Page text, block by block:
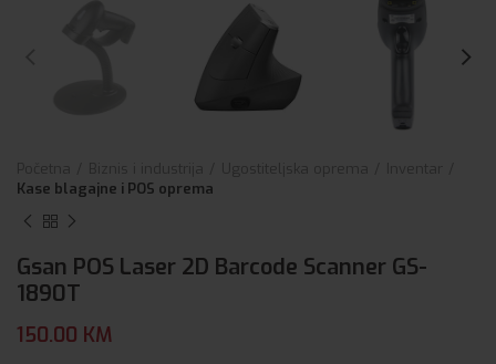
Kase blagajne i POS oprema
Gsan POS Laser 2D Barcode Scanner GS-
1890T
150.00 KM